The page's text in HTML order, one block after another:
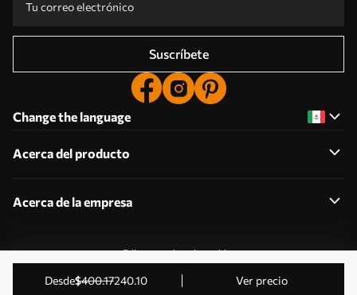
desde$400.17240.10 Ver precio
Suscríbete
Change the language
Acerca del producto
Acerca de la empresa
Editar permisos de cookies
2011-2026 Uwalls . Todos los derechos reservados.
Gestionado por KLW Sp. z o.o. CIF: PL9223057591.